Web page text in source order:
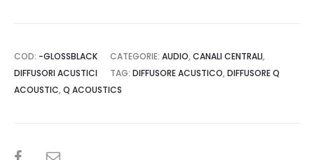
COD: -GLOSSBLACK CATEGORIE: AUDIO, CANALI CENTRALI,
DIFFUSORI ACUSTICI
TAG: DIFFUSORE ACUSTICO, DIFFUSORE Q
ACOUSTIC, Q ACOUSTICS
SHARE